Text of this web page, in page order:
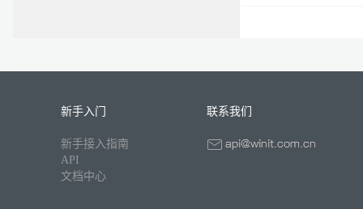
新手入门
新手接入指南
API
文档中心
联系我们